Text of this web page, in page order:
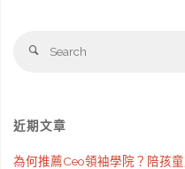
Search
近期文章
為何推薦Ceo領袖學院？陪孩